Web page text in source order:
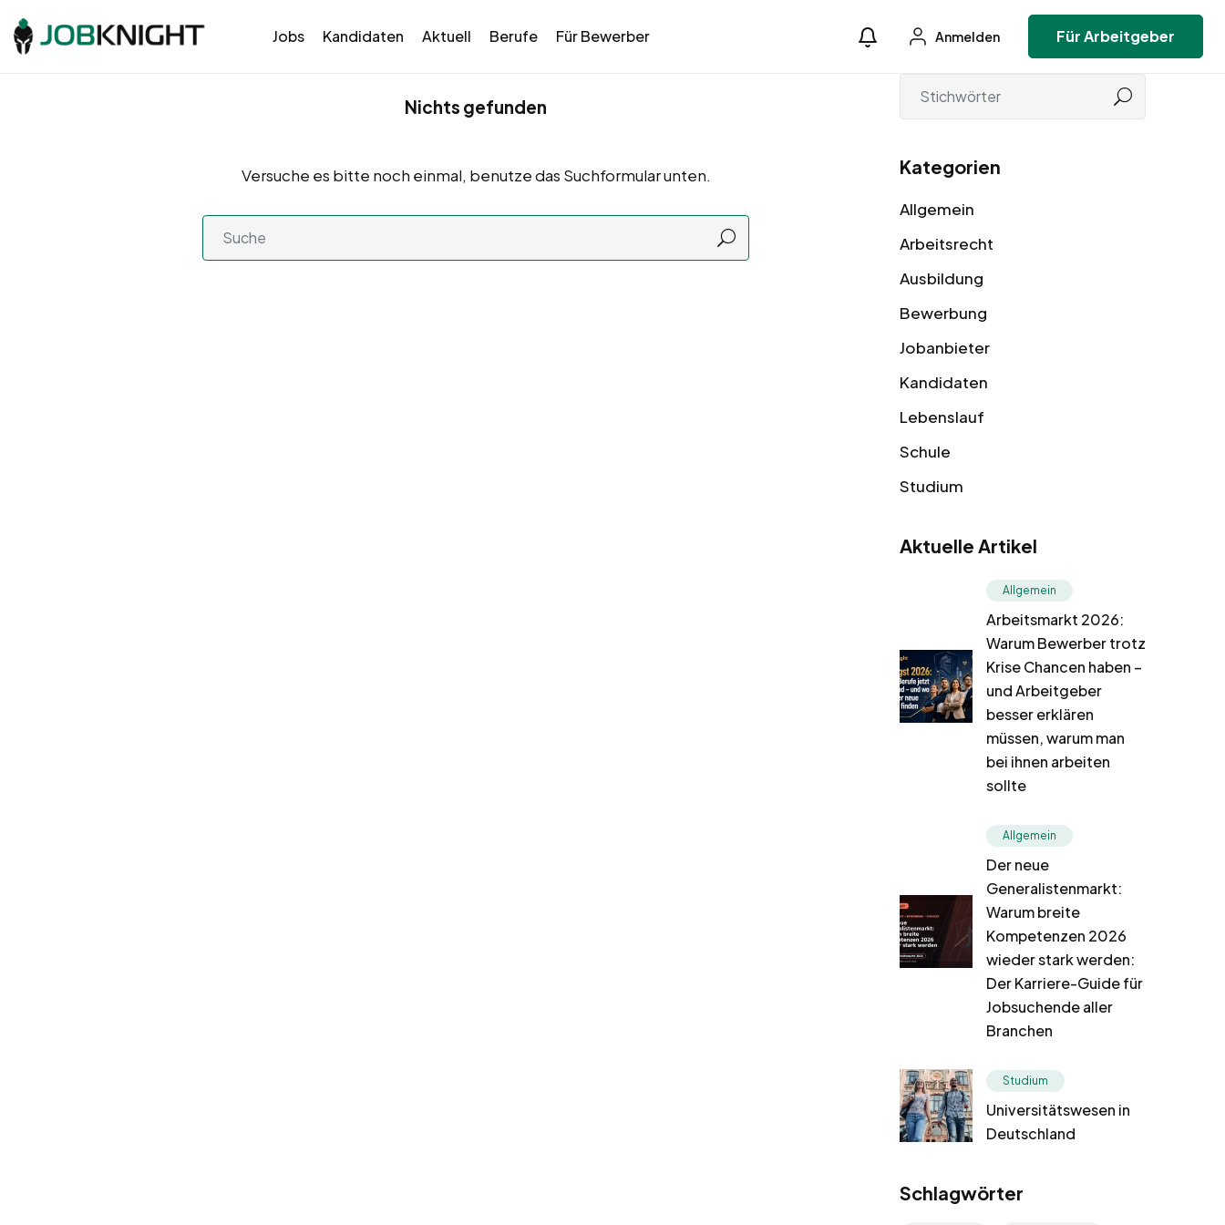
Jobs Kandidaten Aktuell Berufe Für Bewerber Anmelden Für Arbeitgeber
Nichts gefunden
Versuche es bitte noch einmal, benutze das Suchformular unten. Kategorien
Allgemein
Arbeitsrecht
Ausbildung
Bewerbung
Jobanbieter
Kandidaten
Lebenslauf
Schule
Studium
Aktuelle Artikel
Allgemein
Arbeitsmarkt 2026:
Warum Bewerber trotz
Krise Chancen haben –
und Arbeitgeber
besser erklären
müssen, warum man
bei ihnen arbeiten
sollte
Allgemein
Der neue
Generalistenmarkt:
Warum breite
Kompetenzen 2026
wieder stark werden:
Der Karriere-Guide für
Jobsuchende aller
Branchen
Studium
Universitätswesen in
Deutschland
Schlagwörter